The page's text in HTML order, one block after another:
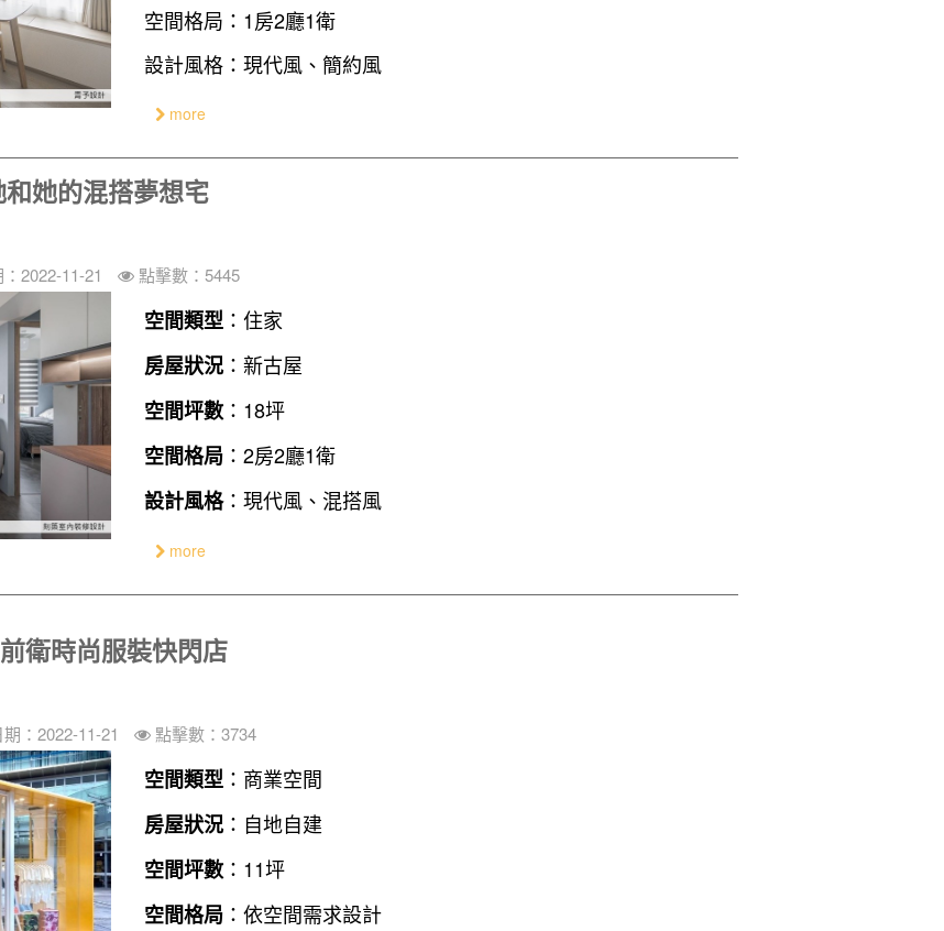
空間格局：1房2廳1衛
設計風格：現代風、簡約風
more
她的混搭夢想宅
2022-11-21 點擊數：5445
空間類型 ：住家
房屋狀況 ：新古屋
空間坪數 ：18坪
空間格局 ：2房2廳1衛
設計風格：現代風、混搭風
more
衛時尚服裝快閃店
：2022-11-21 點擊數：3734
空間類型 ：商業空間
房屋狀況 ：自地自建
空間坪數 ：11坪
空間格局 ：依空間需求設計